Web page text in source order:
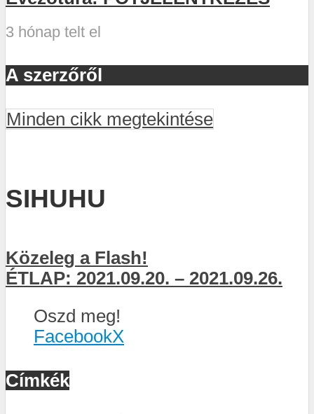
3 hónap telt el
A szerzőről
Minden cikk megtekintése
SIHUHU
Közeleg a Flash!
ÉTLAP: 2021.09.20. – 2021.09.26.
Oszd meg!
FacebookX
Címkék